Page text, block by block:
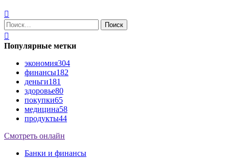
Найти:
Популярные метки
экономия304
финансы182
деньги181
здоровье80
покупки65
медицина58
продукты44
Смотреть онлайн
Банки и финансы